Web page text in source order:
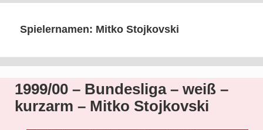
Spielernamen: Mitko Stojkovski
1999/00 – Bundesliga – weiß –
kurzarm – Mitko Stojkovski